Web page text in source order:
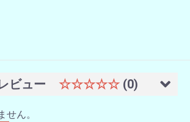
ビュー ☆☆☆☆☆ (0)
せん。